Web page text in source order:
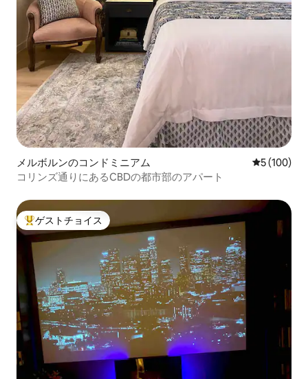
メルボルンのコンドミニアム レビュー
5 (100)
コリンズ通りにあるCBDの都市部のアパート
大好評のゲストチョイスです。
ゲストチョイス